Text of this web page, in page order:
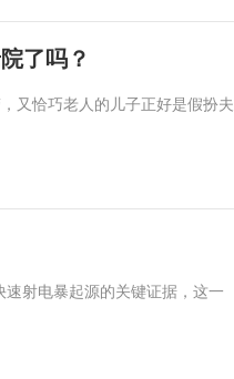
了吗？
又恰巧老人的儿子正好是假扮夫
射电暴起源的关键证据，这一